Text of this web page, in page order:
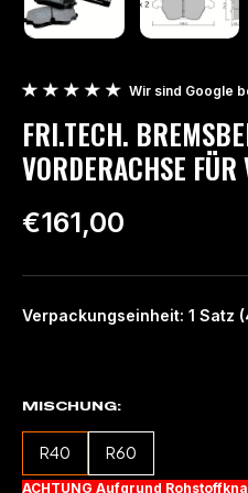
Wir sind Google
FRI.TECH.
VORDERACHSE
€161,00
Verpackungseinheit: 1 Satz
MISCHUNG
R40 R60
ACHTUNG Aufgrund